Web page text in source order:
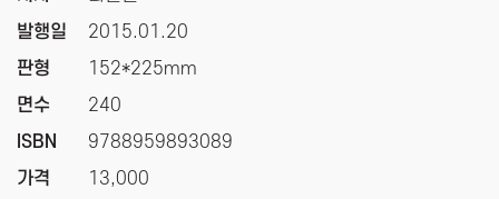
발행일
판형
면수
ISBN
가격
2015.01.20
152*225mm
240
9788959893089
13,000